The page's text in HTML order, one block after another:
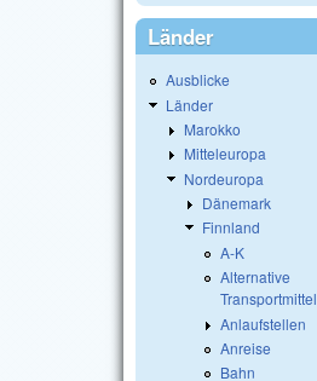
Länder
Ausblicke
Länder
Marokko
Mitteleuropa
Nordeuropa
Dänemark
Finnland
A-K
Alternative
Transportmittel
Anlaufstellen
Anreise
Bahn